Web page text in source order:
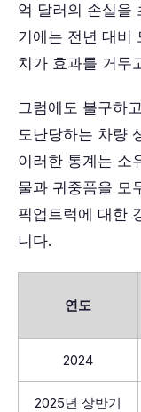
억 달러의 손실을
기에는 전년 대비
치가 효과를 거두
그럼에도 불구하
도난당하는 차량
이러한 통계는 소
물과 귀중품을 모
픽업트럭에 대한
니다.
연도
2024
2025년 상반기